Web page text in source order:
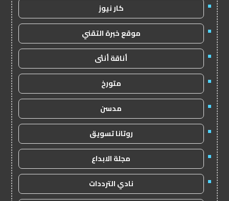
كار نيوز
موقع خبرة التقني
أناقة أنثى
متورخ
مدسن
روتانا تسويق
مجلة الابداع
نادي الترددات